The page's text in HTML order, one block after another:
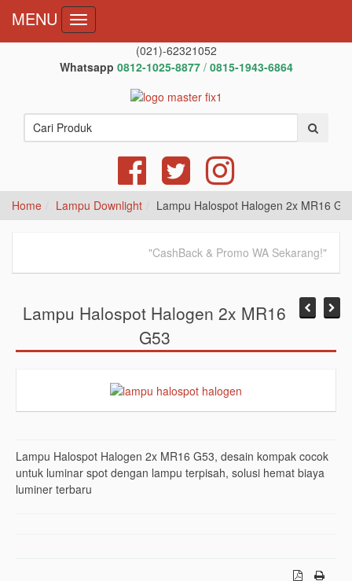
(021)-62321052
Whatsapp 0812-1025-8877 / 0815-1943-6864
MENU
Toggle
navigation
Home Lampu Downlight Lampu Halospot Halogen 2x MR16
"CashBack & Promo WA Sekarang!",
Lampu Halospot Halogen 2x MR16
G53
Lampu Halospot Halogen 2x MR16 G53, desain kompak cocok
untuk luminar spot dengan lampu terpisah, solusi hemat biaya
luminer terbaru